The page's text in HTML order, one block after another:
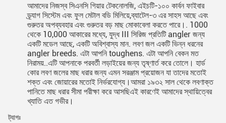
আমাদের নিজস্ব সিএনসি গিয়ার টেকনোলজি, এইচটি-১০০ কার্বন ফাইবার
ড্র্যাগ সিস্টেম এবং ফুল মেটাল বডি মিলিয়ে,ব্যাটেল-৩ এর সাহস আছে এবং
গুরুতর অপব্যবহার এবং গুরুতর বড় মাছ মোকাবেলা করতে পারে।. 1000
থেকে 10,000 আকারের মধ্যে, যুদ্ধ III সিরিজ প্রতিটি angler জন্য
একটি মডেল আছে, একটি অবিশ্বাস্য মান. লবণ জল একটি ভিন্ন ধরনের
angler breeds. এটা আপনি toughens. এটা আপনি বেকন মত
নিরাময়..এটি আপনাকে পরবর্তী লড়াইয়ের জন্য তৃষ্ণার্ত করে তোলে। হার্ড
কোর লবণ জলের মাছ ধরার জন্য এমন সরঞ্জাম প্রয়োজন যা তাদের মতোই
শক্ত এবং জোয়ারের মতোই নির্ভরযোগ্য।আমরা ১৯৩২ সাল থেকে লবণাক্ত
পানিতে মাছ ধরার সীমা পরীক্ষা করে আসছিএই কারণেই আমাদের স্থায়িত্বের
খ্যাতি এত গভীর।
ট্যাগঃ